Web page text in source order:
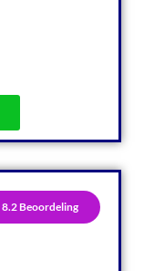
8.2 Beoordeling